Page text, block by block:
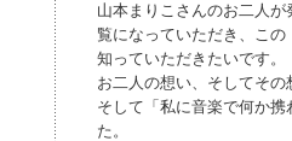
山本まりこさんのお二人
覧になっていただき、こ
知っていただきたいです。
お二人の想い、そしてそ
そして「私に音楽で何か
た。